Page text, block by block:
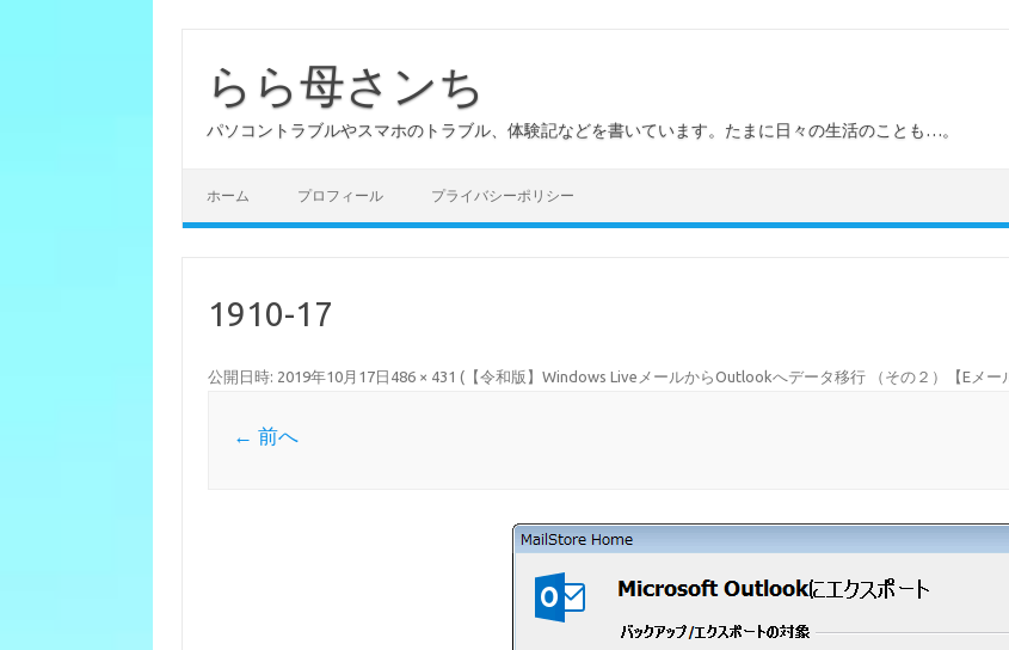
らら母さンち
パソコントラブルやスマホのトラブル、体験記などを書いています。たまに日々の生活のことも…。
ホーム プロフィール プライバシーポリシー
1910-17
公開日時: 2019年10月17日 486 × 431 (【令和版】Windows LiveメールからOutlookへデータ移行 （その２）【Eメー
← 前へ